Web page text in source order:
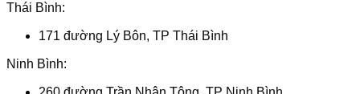
Thái Bình:
171 đường Lý Bôn, TP Thái Bình
Ninh Bình: